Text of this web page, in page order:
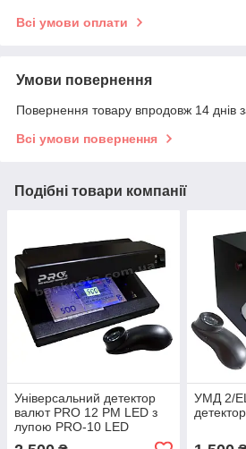
Всі умови оплати
Умови повернення
Повернення товару впродовж 14 днів
Всі умови повернення
Подібні товари компанії
Універсальний детектор
валют PRO 12 PM LED з
лупою PRO-10 LED
УМД 2/